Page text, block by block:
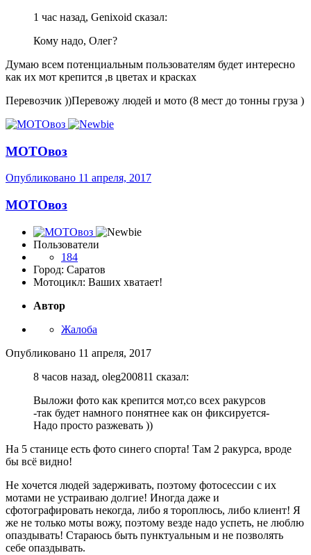
1 час назад, Genixoid сказал:
Кому надо, Олег?
Думаю всем потенциальным пользователям будет интересно
как их мот крепится ,в цветах и красках
Перевозчик ))Перевожу людей и мото (8 мест до тонны груза )
МОТОвоз
Опубликовано 11 апреля, 2017
МОТОвоз
Пользователи
184
Город: Саратов
Мотоцикл: Ваших хватает!
Автор
Жалоба
Опубликовано 11 апреля, 2017
8 часов назад, oleg200811 сказал:
Выложи фото как крепится мот,со всех ракурсов
-так будет намного понятнее как он фиксируется-
Надо просто разжевать ))
На 5 станице есть фото синего спорта! Там 2 ракурса, вроде
бы всё видно!
Не хочется людей задерживать, поэтому фотосессии с их
мотами не устраиваю долгие! Иногда даже и
сфотографировать некогда, либо я тороплюсь, либо клиент! Я
же не только моты вожу, поэтому везде надо успеть, не люблю
опаздывать! Стараюсь быть пунктуальным и не позволять
себе опаздывать.